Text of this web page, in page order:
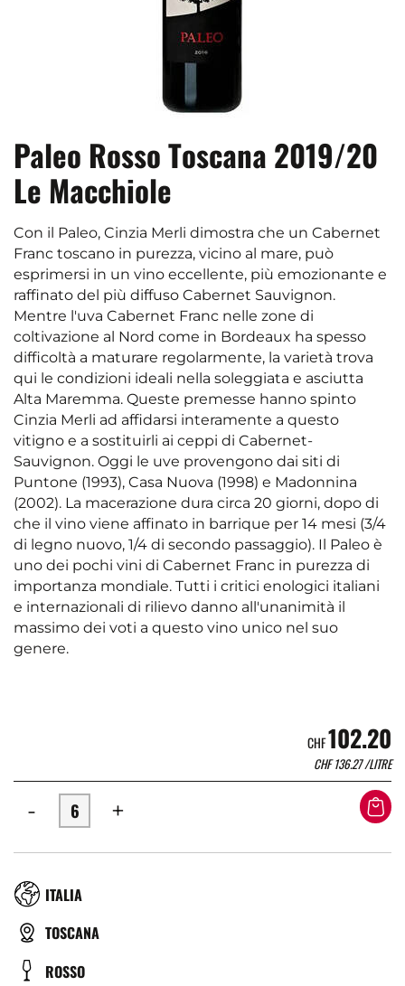
Paleo Rosso Toscana 2019/20
Le Macchiole
Con il Paleo, Cinzia Merli dimostra che un Cabernet
Franc toscano in purezza, vicino al mare, può
esprimersi in un vino eccellente, più emozionante e
raffinato del più diffuso Cabernet Sauvignon.
Mentre l'uva Cabernet Franc nelle zone di
coltivazione al Nord come in Bordeaux ha spesso
difficoltà a maturare regolarmente, la varietà trova
qui le condizioni ideali nella soleggiata e asciutta
Alta Maremma. Queste premesse hanno spinto
Cinzia Merli ad affidarsi interamente a questo
vitigno e a sostituirli ai ceppi di Cabernet-
Sauvignon. Oggi le uve provengono dai siti di
Puntone (1993), Casa Nuova (1998) e Madonnina
(2002). La macerazione dura circa 20 giorni, dopo di
che il vino viene affinato in barrique per 14 mesi (3/4
di legno nuovo, 1/4 di secondo passaggio). Il Paleo è
uno dei pochi vini di Cabernet Franc in purezza di
importanza mondiale. Tutti i critici enologici italiani
e internazionali di rilievo danno all'unanimità il
massimo dei voti a questo vino unico nel suo
genere.
CHF102.20
CHF136.27/LITRE
- +
RÉGION
ITALIA
TYPE
BIÈRE
TOSCANA
COULEUR
ROSSO